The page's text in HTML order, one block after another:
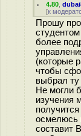
4.80 ,
[к
Прошу
более
(которые
чтобы
выбрал
Не могли
изучения
осмелюсь
составит